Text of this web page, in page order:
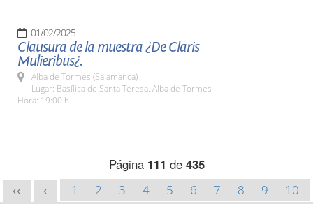
01/02/2025
Clausura de la muestra ¿De Claris
Mulieribus¿.
Alba de Tormes (Salamanca)
Lugar: Basílica de Santa Teresa. Alba de Tormes
Hora: 19:00 h.
Página 111 de 435
<< < 1 2 3 4 5 6 7 8 9
10